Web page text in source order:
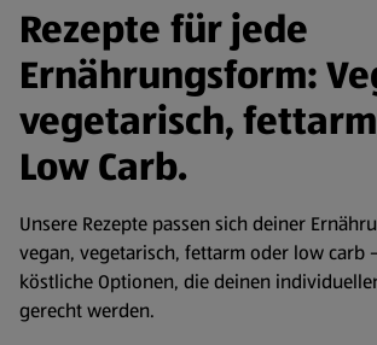
Rezepte für jede
Ernährungsform:
vegetarisch,
Low Carb.
Unsere Rezepte passen sich deiner
vegan, vegetarisch, fettarm oder low carb
köstliche Optionen, die deinen
gerecht werden.